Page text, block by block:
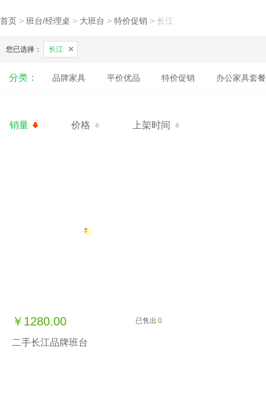
首页 > 班台/经理桌 > 大班台 > 特价促销 > 长江
您已选择： 长江
分类： 品牌家具 平价优品 特价促销 办公家具套餐
销量 价格 上架时间
￥1280.00 已售出 0
二手长江品牌班台